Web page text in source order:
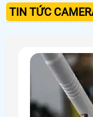
TIN TỨC